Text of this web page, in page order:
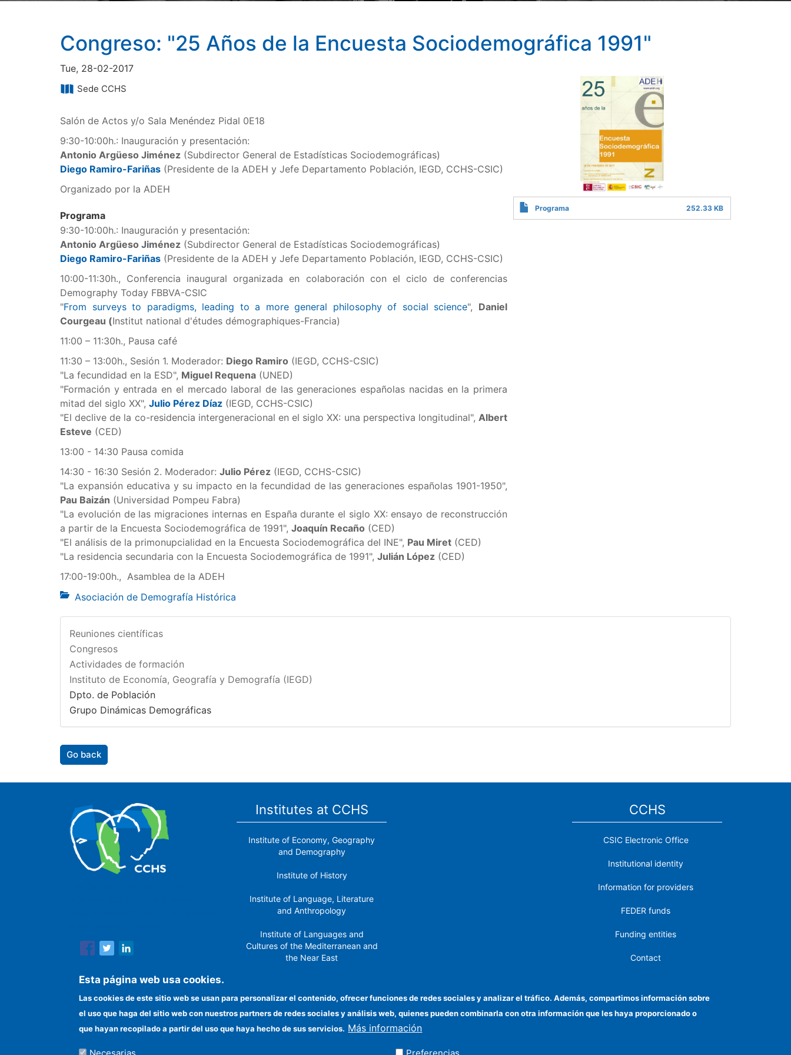
Congreso: "25 Años de la Encuesta Sociodemográfica 1991"
Tue, 28-02-2017
Sede CCHS
Salón de Actos y/o Sala Menéndez Pidal 0E18
9:30-10:00h.: Inauguración y presentación:
Antonio Argüeso Jiménez (Subdirector General de Estadísticas Sociodemográficas)
Diego Ramiro-Fariñas (Presidente de la ADEH y Jefe Departamento Población, IEGD, CCHS-CSIC)
Organizado por la ADEH
Programa
9:30-10:00h.: Inauguración y presentación:
Antonio Argüeso Jiménez (Subdirector General de Estadísticas Sociodemográficas)
Diego Ramiro-Fariñas (Presidente de la ADEH y Jefe Departamento Población, IEGD, CCHS-CSIC)
10:00-11:30h., Conferencia inaugural organizada en colaboración con el ciclo de conferencias
Demography Today FBBVA-CSIC
"From surveys to paradigms, leading to a more general philosophy of social science", Daniel
Courgeau (Institut national d'études démographiques-Francia)
11:00 – 11:30h., Pausa café
11:30 – 13:00h., Sesión 1. Moderador: Diego Ramiro (IEGD, CCHS-CSIC)
"La fecundidad en la ESD", Miguel Requena (UNED)
"Formación y entrada en el mercado laboral de las generaciones españolas nacidas en la primera
mitad del siglo XX", Julio Pérez Díaz (IEGD, CCHS-CSIC)
"El declive de la co-residencia intergeneracional en el siglo XX: una perspectiva longitudinal", Albert
Esteve (CED)
13:00 - 14:30 Pausa comida
14:30 - 16:30 Sesión 2. Moderador: Julio Pérez (IEGD, CCHS-CSIC)
"La expansión educativa y su impacto en la fecundidad de las generaciones españolas 1901-1950",
Pau Baizán (Universidad Pompeu Fabra)
"La evolución de las migraciones internas en España durante el siglo XX: ensayo de reconstrucción
a partir de la Encuesta Sociodemográfica de 1991", Joaquín Recaño (CED)
"El análisis de la primonupcialidad en la Encuesta Sociodemográfica del INE", Pau Miret (CED)
"La residencia secundaria con la Encuesta Sociodemográfica de 1991", Julián López (CED)
17:00-19:00h., Asamblea de la ADEH
Programa 252.33 KB
Asociación de Demografía Histórica
Reuniones científicas
Congresos
Actividades de formación
Instituto de Economía, Geografía y Demografía (IEGD)
Dpto. de Población
Grupo Dinámicas Demográficas
Go back
Institutes at CCHS
Institute of Economy, Geography
and Demography
Institute of History
Institute of Language, Literature
and Anthropology
Institute of Languages ​​and
Cultures of the Mediterranean and
the Near East
Institute of Public Policies and
Goods
CCHS
CSIC Electronic Office
Institutional identity
Information for providers
FEDER funds
Funding entities
Contact
Esta página web usa cookies.
Las cookies de este sitio web se usan para personalizar el contenido, ofrecer funciones de redes sociales y analizar el tráfico. Además, compartimos información sobre
el uso que haga del sitio web con nuestros partners de redes sociales y análisis web, quienes pueden combinarla con otra información que les haya proporcionado o
que hayan recopilado a partir del uso que haya hecho de sus servicios. Más información